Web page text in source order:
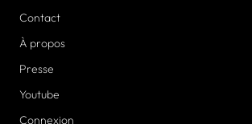
Contact
À propos
Presse
Youtube
Connexion